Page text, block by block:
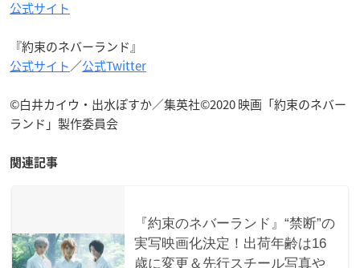
公式サイト
『約束のネバーランド』
公式サイト／公式Twitter
©白井カイウ・出水ぽすか／集英社©2020 映画「約束のネバー
ランド」製作委員会
関連記事